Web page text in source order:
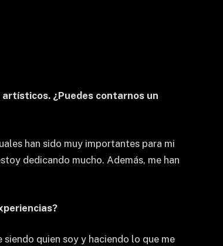
¿Puedes contarnos un
han sido muy importantes para mi
dedicando mucho. Además, me han
quien soy y haciendo lo que me